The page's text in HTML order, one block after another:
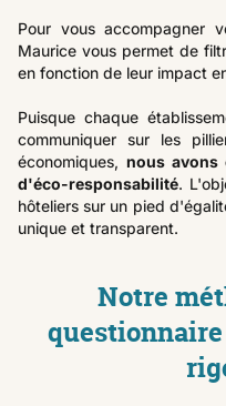
Pour vous accompagner
Maurice vous permet de
en fonction de leur impact
Puisque chaque
communiquer sur les
économiques, nous avons
d'éco-responsabilité.
hôteliers sur un pied
unique et transparent.
Notre